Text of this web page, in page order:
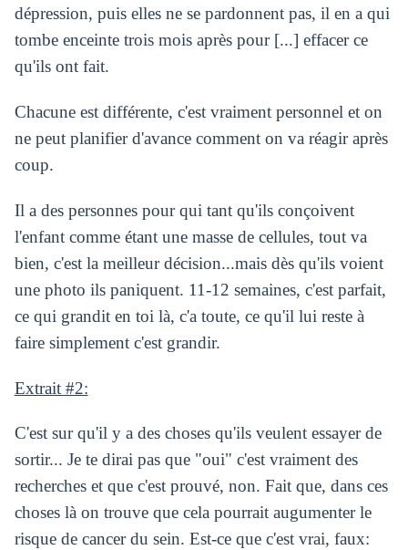
dépression, puis elles ne se pardonnent pas, il en a qui
tombe enceinte trois mois après pour [...] effacer ce
qu'ils ont fait.
Chacune est différente, c'est vraiment personnel et on
ne peut planifier d'avance comment on va réagir après
coup.
Il a des personnes pour qui tant qu'ils conçoivent
l'enfant comme étant une masse de cellules, tout va
bien, c'est la meilleur décision...mais dès qu'ils voient
une photo ils paniquent. 11-12 semaines, c'est parfait,
ce qui grandit en toi là, c'a toute, ce qu'il lui reste à
faire simplement c'est grandir.
Extrait #2:
C'est sur qu'il y a des choses qu'ils veulent essayer de
sortir... Je te dirai pas que "oui" c'est vraiment des
recherches et que c'est prouvé, non. Fait que, dans ces
choses là on trouve que cela pourrait augumenter le
risque de cancer du sein. Est-ce que c'est vrai, faux: